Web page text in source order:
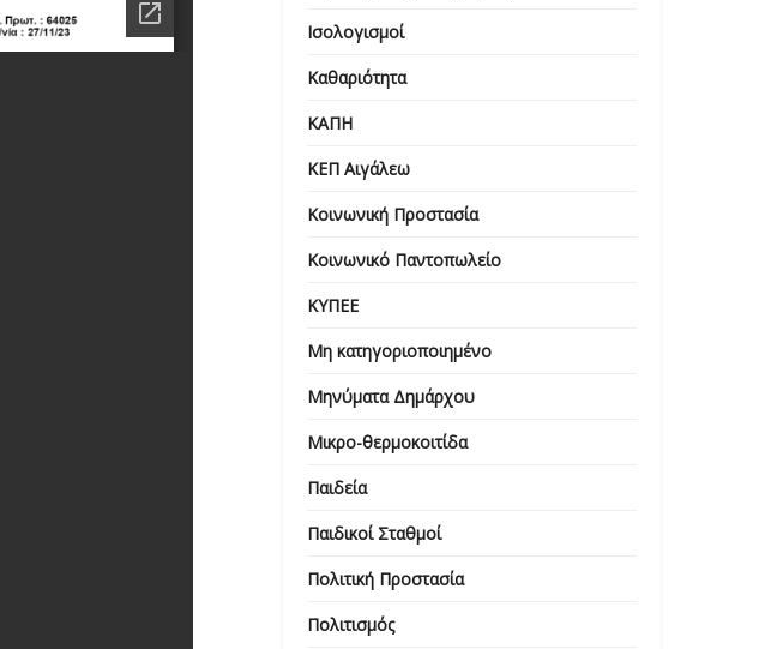
Ισολογισμοί
Καθαριότητα
ΚΑΠΗ
ΚΕΠ Αιγάλεω
Κοινωνική Προστασία
Κοινωνικό Παντοπωλείο
ΚΥΠΕΕ
Μη κατηγοριοποιημένο
Μηνύματα Δημάρχου
Μικρο-θερμοκοιτίδα
Παιδεία
Παιδικοί Σταθμοί
Πολιτική Προστασία
Πολιτισμός